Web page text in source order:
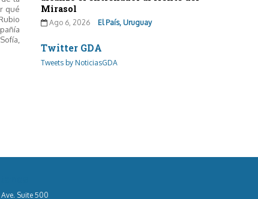
qué
Mirasol
Ago 6, 2026 El País, Uruguay
Twitter GDA
Tweets by NoticiasGDA
Ave. Suite 500